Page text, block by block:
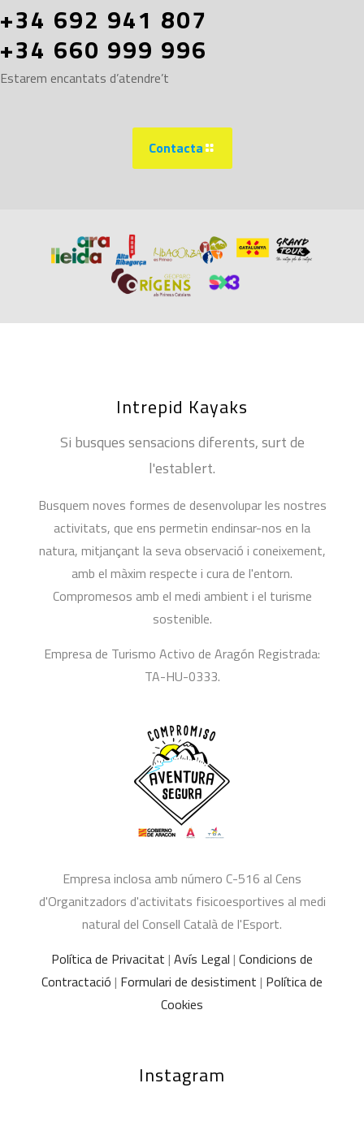
+34 692 941 807
+34 660 999 996
Estarem encantats d’atendre’t
Contacta
Intrepid Kayaks
Si busques sensacions diferents, surt de
l'establert.
Busquem noves formes de desenvolupar les nostres
activitats, que ens permetin endinsar-nos en la
natura, mitjançant la seva observació i coneixement,
amb el màxim respecte i cura de l'entorn.
Compromesos amb el medi ambient i el turisme
sostenible.
Empresa de Turismo Activo de Aragón Registrada:
TA-HU-0333.
Empresa inclosa amb número C-516 al Cens
d'Organitzadors d'activitats fisicoesportives al medi
natural del Consell Català de l'Esport.
Política de Privacitat | Avís Legal | Condicions de
Contractació | Formulari de desistiment | Política de
Cookies
Instagram